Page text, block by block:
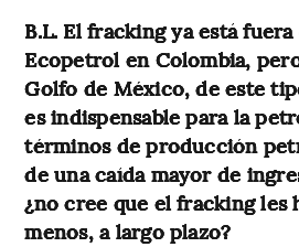
B.L. El fracking ya está
Ecopetrol en Colombia,
Golfo de México, de este
es indispensable para la
términos de producción
de una caída mayor de
¿no cree que el fracking les
menos, a largo plazo?